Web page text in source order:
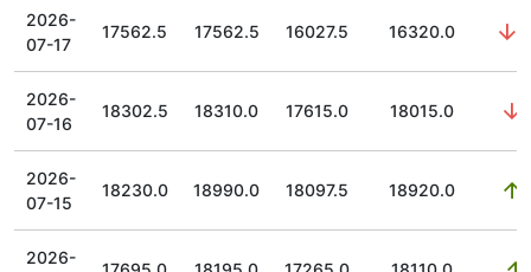
2026-
07-17
17562.5 17562.5 16027.5 16320.0
2026-
07-16
18302.5 18310.0 17615.0 18015.0
2026-
07-15
18230.0 18990.0 18097.5 18920.0
2026-